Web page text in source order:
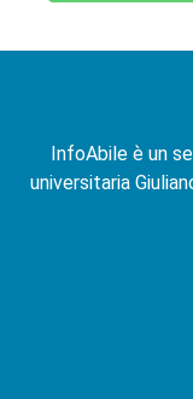
InfoAbile è un
universitaria